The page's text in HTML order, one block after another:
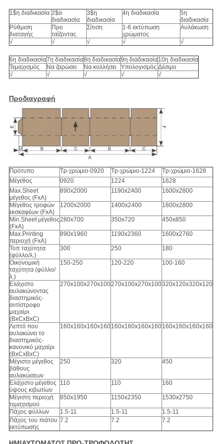
1$η διαδικασία 2$α
διαδικασία
3$η
διαδικασία
4η διαδικασία
5η
διαδικασία
Ρύθμιση
διαταγής
Προ
ταΐζοντας
Σίτιση
1-6 εκτύπωση
χρώματος
Αυλάκωση
√ √ √ √ √
6η διαδικασία7η διαδικασία8η διαδικασία9η διαδικασία10η διαδικασία
Τεμαχισμός
Να ζαρώσει Να κολλήσει Υπολογισμός Δέσιμο
√
√ √ √ √
Προδιαγραφή
Πρότυπο Tp-χρώμιο-0920 Tp-χρώμιο-1224
Tp-χρώμιο-1628
Μέγεθος
0920 1224
1628
Max.Sheet
μέγεθος (FxA)
890x2000 1190x2400 1600x2800
Μέγεθος τροφών
εκσκαφέων (FxA)
1200x2000 1400x2400 1800x2800
Min.Sheet μέγεθος
(FxA)
280x700 350x720 450x850
Max.Printing
περιοχή (FxA)
890x1960 1190x2360 1600x2760
Τοπ ταχύτητα
(φύλλο/λ.)
300 250 180
Οικονομική
ταχύτητα (φύλλο/
λ.)
150-250 120-220 100-160
Ελάχιστο
αυλακώνοντας
διαστημικός-
αντίστροφο
μαχαίρι
(BxCxBxC)
270x100x270x100270x100x270x100320x120x320x120
Λεπτό που
αυλακώνει το
διαστημικός-
κανονικό μαχαίρι
(BxCxBxC)
160x160x160x160160x160x160x160160x160x160x160
Μέγιστο μέγεθος
βάθους
αυλακώσεων
250 320 450
Ελάχιστο μέγεθος
ύψους κιβωτίων
110 110 160
Μέγιστη περιοχή
τεμαχισμού
850x1950 1150x2350 1530x2750
Πάχος φύλλων 1.5-11 1.5-11
1.5-11
Πάχος του πιάτου
εκτύπωσης
7.2 7.2 7.2